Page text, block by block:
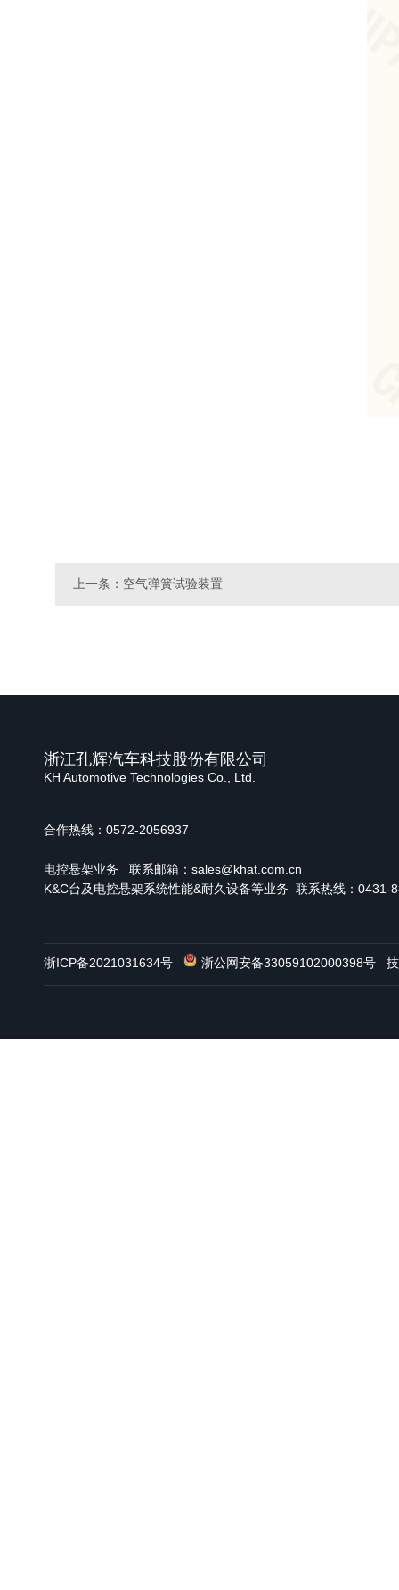
上一条：空气弹簧试验装置
浙江孔辉汽车科技股份有限公司
KH Automotive Technologies Co., Ltd.
合作热线：0572-2056937
电控悬架业务
联系邮箱：sales@khat.com.cn
K&C台及电控悬架系统性能&耐久设备等业务 联系热线：0431-
浙ICP备2021031634号 浙公网安备33059102000398号